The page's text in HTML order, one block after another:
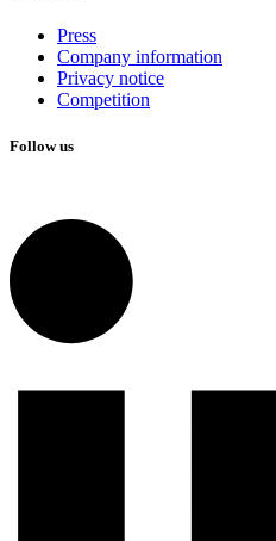
Press
Company information
Privacy notice
Competition
Follow us